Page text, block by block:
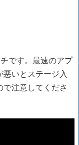
です。最速のアプ
悪いとステージ入
注意してくださ